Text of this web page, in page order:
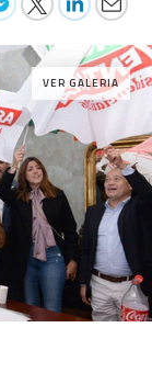
VER GALERIA